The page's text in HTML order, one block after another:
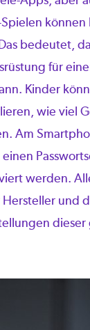
können
bedeutet,
für
Kinder
wie viel
Am
werden.
und